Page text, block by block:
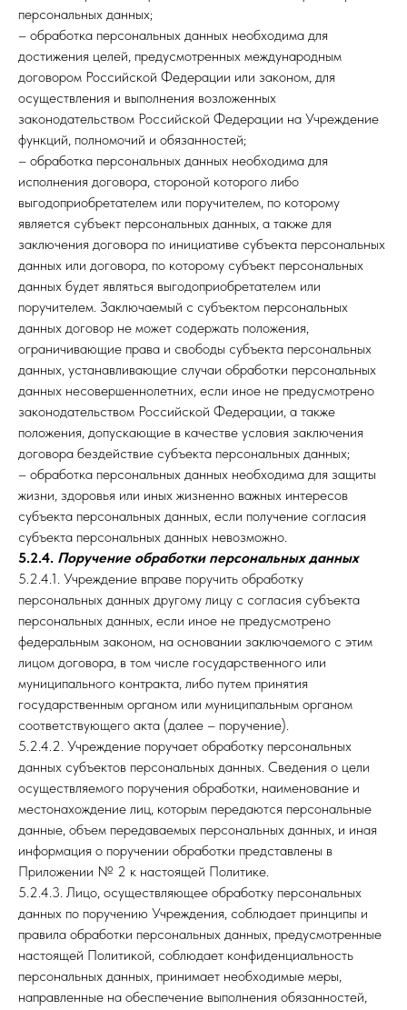
персональных данных;
– обработка персональных данных необходима для
достижения целей, предусмотренных международным
договором Российской Федерации или законом, для
осуществления и выполнения возложенных
законодательством Российской Федерации на Учреждение
функций, полномочий и обязанностей;
– обработка персональных данных необходима для
исполнения договора, стороной которого либо
выгодоприобретателем или поручителем, по которому
является субъект персональных данных, а также для
заключения договора по инициативе субъекта персональных
данных или договора, по которому субъект персональных
данных будет являться выгодоприобретателем или
поручителем. Заключаемый с субъектом персональных
данных договор не может содержать положения,
ограничивающие права и свободы субъекта персональных
данных, устанавливающие случаи обработки персональных
данных несовершеннолетних, если иное не предусмотрено
законодательством Российской Федерации, а также
положения, допускающие в качестве условия заключения
договора бездействие субъекта персональных данных;
– обработка персональных данных необходима для защиты
жизни, здоровья или иных жизненно важных интересов
субъекта персональных данных, если получение согласия
субъекта персональных данных невозможно.
5.2.4. Поручение обработки персональных данных
5.2.4.1. Учреждение вправе поручить обработку
персональных данных другому лицу с согласия субъекта
персональных данных, если иное не предусмотрено
федеральным законом, на основании заключаемого с этим
лицом договора, в том числе государственного или
муниципального контракта, либо путем принятия
государственным органом или муниципальным органом
соответствующего акта (далее – поручение).
5.2.4.2. Учреждение поручает обработку персональных
данных субъектов персональных данных. Сведения о цели
осуществляемого поручения обработки, наименование и
местонахождение лиц, которым передаются персональные
данные, объем передаваемых персональных данных, и иная
информация о поручении обработки представлены в
Приложении № 2 к настоящей Политике.
5.2.4.3. Лицо, осуществляющее обработку персональных
данных по поручению Учреждения, соблюдает принципы и
правила обработки персональных данных, предусмотренные
настоящей Политикой, соблюдает конфиденциальность
персональных данных, принимает необходимые меры,
направленные на обеспечение выполнения обязанностей,